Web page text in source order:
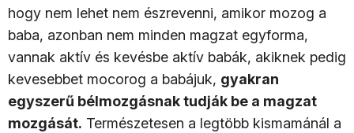
hogy nem lehet nem észrevenni, amikor mozog a
baba, azonban nem minden magzat egyforma,
vannak aktív és kevésbe aktív babák, akiknek pedig
kevesebbet mocorog a babájuk, gyakran
egyszerű bélmozgásnak tudják be a magzat
mozgását. Természetesen a legtöbb kismamánál a